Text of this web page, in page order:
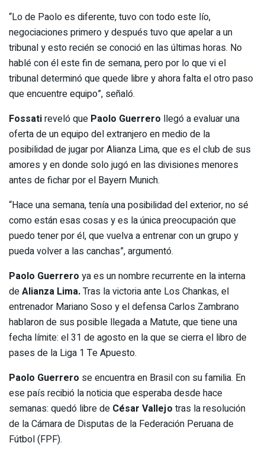
“Lo de Paolo es diferente, tuvo con todo este lío,
negociaciones primero y después tuvo que apelar a un
tribunal y esto recién se conoció en las últimas horas. No
hablé con él este fin de semana, pero por lo que vi el
tribunal determinó que quede libre y ahora falta el otro paso
que encuentre equipo”, señaló.
Fossatireveló que Paolo Guerrero llegó a evaluar una
oferta de un equipo del extranjero en medio de la
posibilidad de jugar por Alianza Lima, que es el club de sus
amores y en donde solo jugó en las divisiones menores
antes de fichar por el Bayern Munich.
“Hace una semana, tenía una posibilidad del exterior, no sé
como están esas cosas y es la única preocupación que
puedo tener por él, que vuelva a entrenar con un grupo y
pueda volver a las canchas”, argumentó.
Paolo Guerrero ya es un nombre recurrente en la interna
deAlianza Lima.Tras la victoria ante Los Chankas, el
entrenador Mariano Soso y el defensa Carlos Zambrano
hablaron de sus posible llegada a Matute, que tiene una
fecha límite: el 31 de agosto en la que se cierra el libro de
pases de la Liga 1 Te Apuesto.
Paolo Guerrero se encuentra en Brasil con su familia. En
ese país recibió la noticia que esperaba desde hace
semanas: quedó libre de César Vallejo tras la resolución
de la Cámara de Disputas de la Federación Peruana de
Fútbol (FPF).